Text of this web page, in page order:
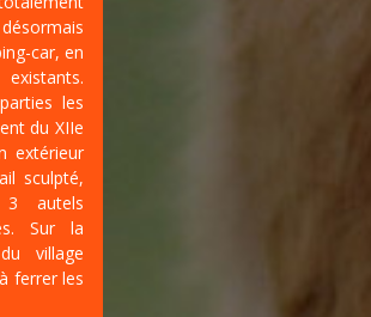
car, en
les
du XIIe
extérieur
sculpté,
autels
Sur la
village
ferrer les